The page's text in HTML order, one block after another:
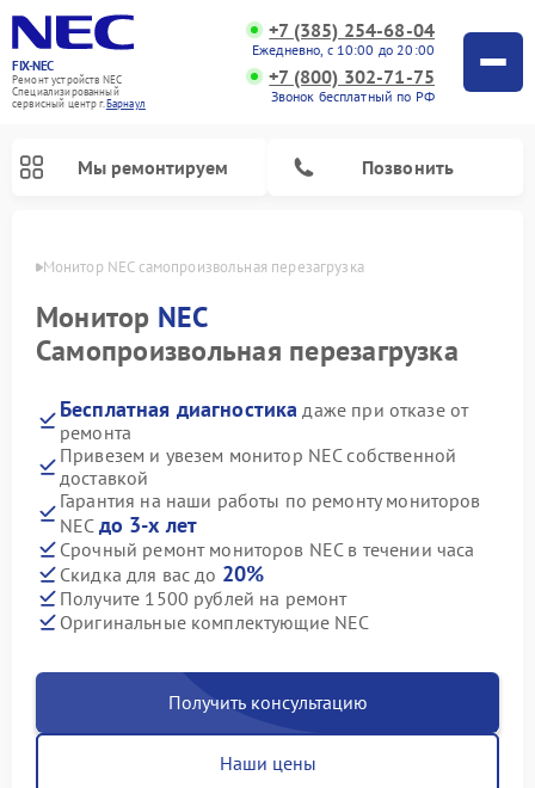
FIX-NEC
Ремонт устройств NEC
Специализированный
cервисный центр г.Барнаул
+7 (385) 254-68-04
Ежедневно, с 10:00 до 20:00
+7 (800) 302-71-75
Звонок бесплатный по РФ
Мы ремонтируем Позвонить
Монитор NEC самопроизвольная перезагрузка
Монитор NEC
Самопроизвольная перезагрузка
Бесплатная диагностика даже при отказе от
ремонта
Привезем и увезем монитор NEC собственной
доставкой
Гарантия на наши работы по ремонту мониторов
NEC до 3-х лет
Срочный ремонт мониторов NEC в течении часа
Скидка для вас до 20%
Получите 1500 рублей на ремонт
Оригинальные комплектующие NEC
Получить консультацию
Наши цены